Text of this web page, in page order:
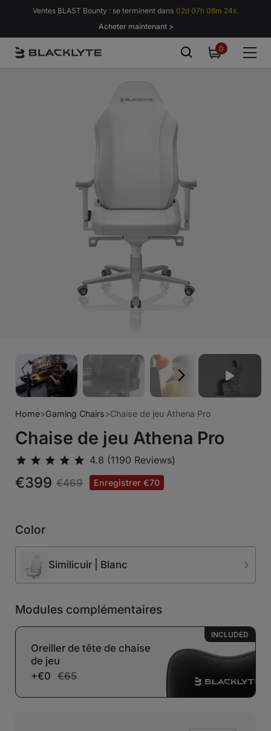
Passer au contenu
Ventes BLAST Bounty : se terminent dans 02d 07h 06m 19s.
Acheter maintenant >
00
Home>Gaming Chairs>Chaise de jeu Athena Pro
Chaise de jeu Athena Pro
€399 €469 Enregistrer €70
Color
Similicuir | Blanc
Modules complémentaires
Oreiller de tête de chaise
de jeu
+€0 €65
INCLUDED